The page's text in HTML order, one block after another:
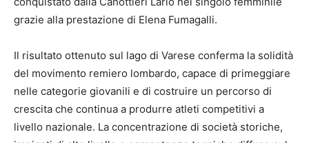
grazie alla prestazione di Elena Fumagalli.
Il risultato ottenuto sul lago di Varese conferma la solidità
del movimento remiero lombardo, capace di primeggiare
nelle categorie giovanili e di costruire un percorso di
crescita che continua a produrre atleti competitivi a
livello nazionale. La concentrazione di società storiche,